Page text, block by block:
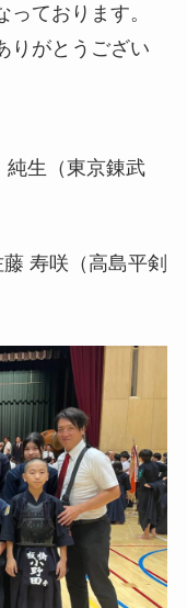
ております。
りがとうござい
生（東京錬武
寿咲（高島平剣